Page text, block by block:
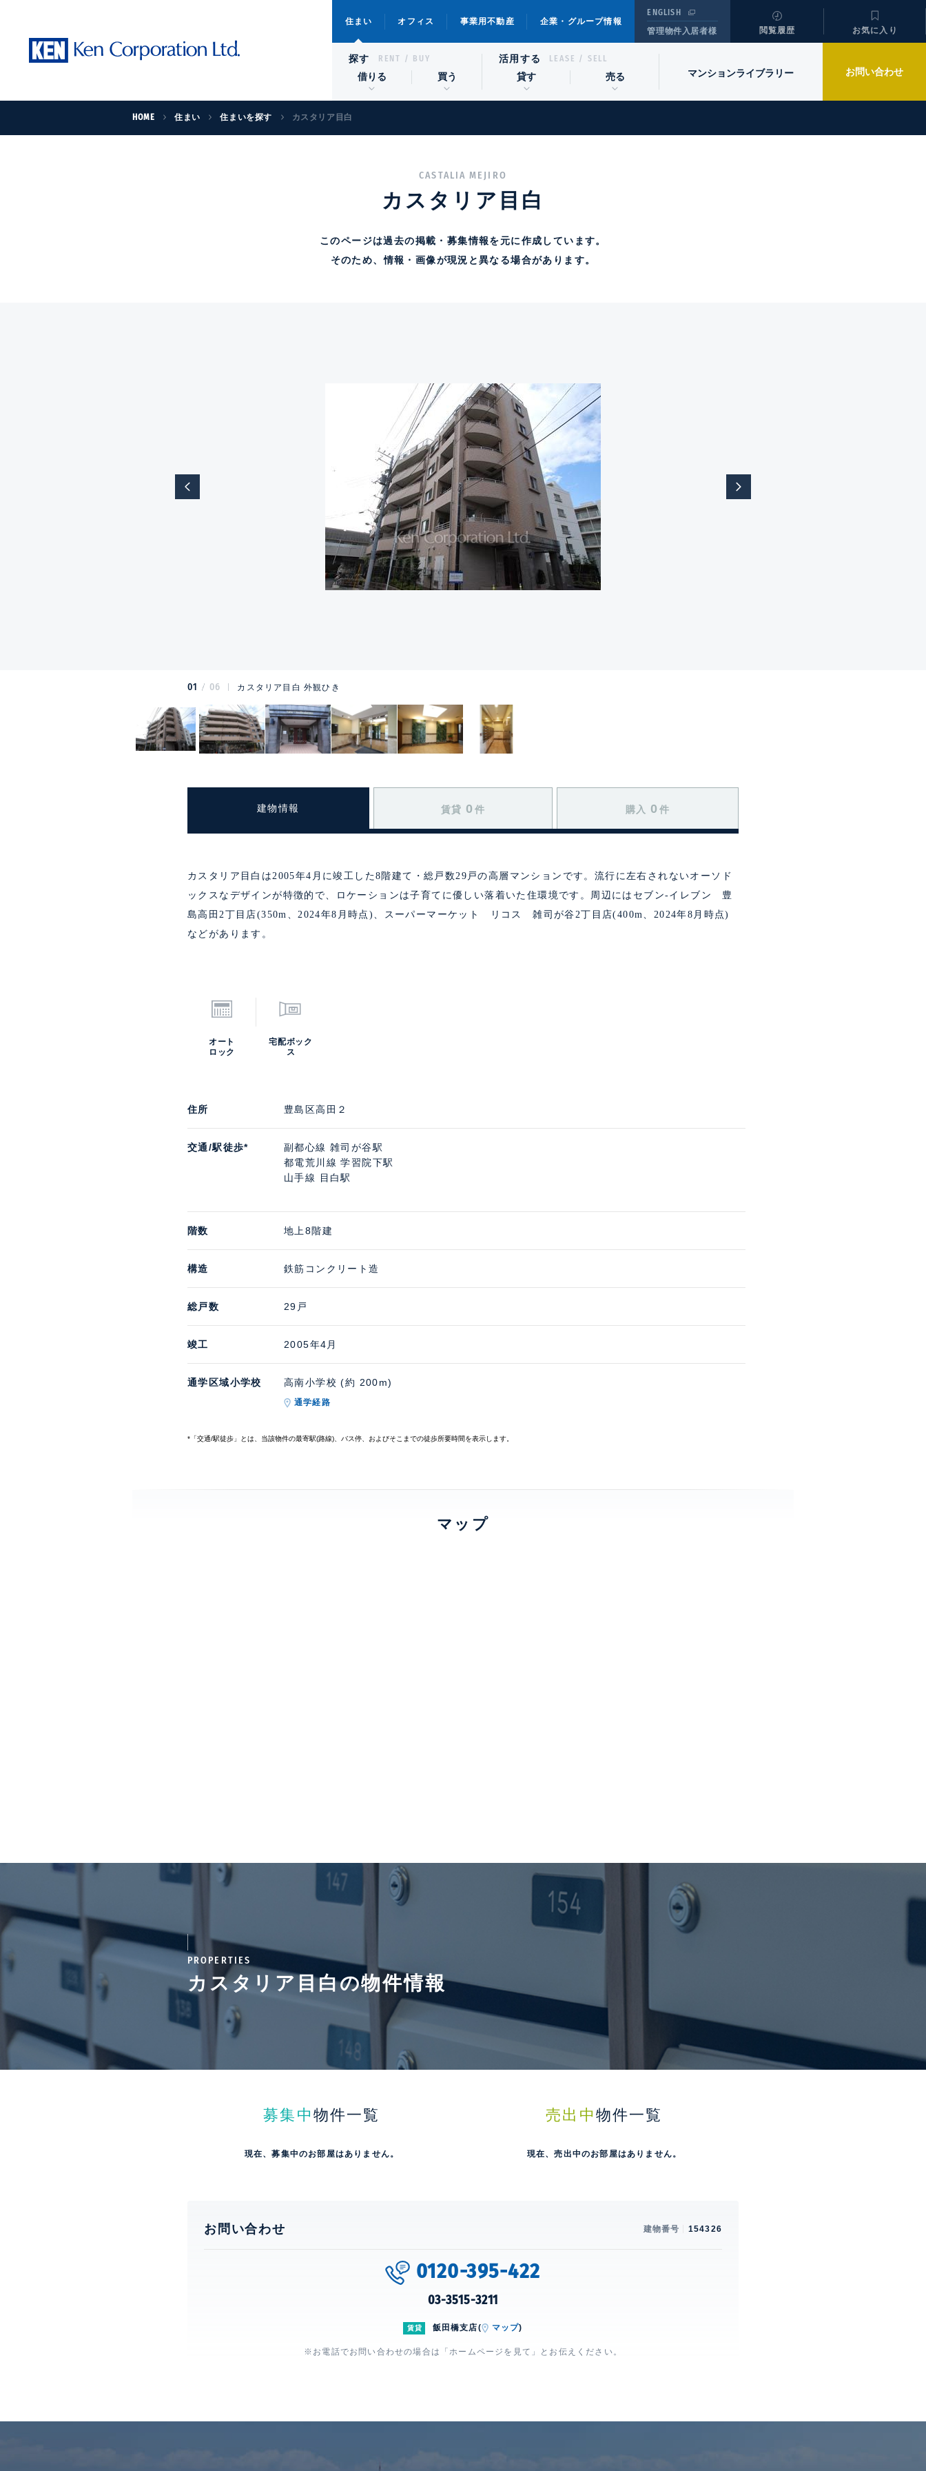
住まい オフィス 事業用不動産 企業・グループ情報
ENGLISH
管理物件入居者様
閲覧履歴 お気に入り
探す RENT / BUY
借りる 買う
活用する LEASE / SELL
貸す 売る マンションライブラリー お問い合わせ
HOME 住まい 住まいを探す カスタリア目白
CASTALIA MEJIRO
カスタリア目白
このページは過去の掲載・募集情報を元に作成しています。
そのため、情報・画像が現況と異なる場合があります。
01 06 カスタリア目白 外観ひき
建物情報 賃貸 0 件 購入 0 件
カスタリア目白は2005年4月に竣工した8階建て・総戸数29戸の高層マンションです。流行に左右されないオーソド
ックスなデザインが特徴的で、ロケーションは子育てに優しい落着いた住環境です。周辺にはセブン-イレブン 豊
島高田2丁目店(350m、2024年8月時点)、スーパーマーケット リコス 雑司が谷2丁目店(400m、2024年8月時点)
などがあります。
オート
ロック
宅配ボック
ス
住所 豊島区高田２
交通/駅徒歩*
副都心線 雑司が谷駅
都電荒川線 学習院下駅
山手線 目白駅
階数 地上8階建
構造 鉄筋コンクリート造
総戸数 29戸
竣工 2005年4月
通学区域小学校 高南小学校 (約 200m)
通学経路
*「交通/駅徒歩」とは、当該物件の最寄駅(路線)、バス停、およびそこまでの徒歩所要時間を表示します。
マップ
PROPERTIES
カスタリア目白の物件情報
募集中 物件一覧
現在、募集中のお部屋はありません。
売出中 物件一覧
現在、売出中のお部屋はありません。
お問い合わせ 建物番号 154326
0120-395-422
03-3515-3211
賃貸 飯田橋支店( マップ)
※お電話でお問い合わせの場合は「ホームページを見て」とお伝えください。